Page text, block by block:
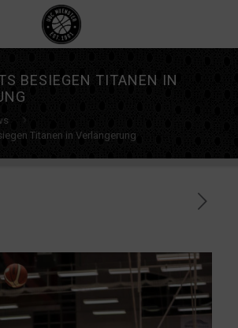
BESIEGEN TITANEN IN
Titanen in Verlängerung